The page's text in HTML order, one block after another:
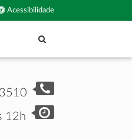
Acessibilidade
12h